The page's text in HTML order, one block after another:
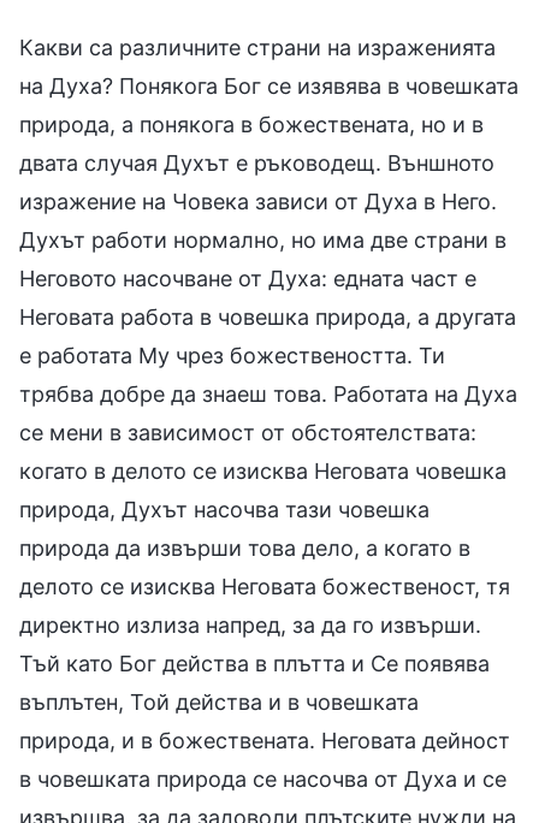
Какви са различните страни на израженията
на Духа? Понякога Бог се изявява в човешката
природа, а понякога в божествената, но и в
двата случая Духът е ръководещ. Външното
изражение на Човека зависи от Духа в Него.
Духът работи нормално, но има две страни в
Неговото насочване от Духа: едната част е
Неговата работа в човешка природа, а другата
е работата Му чрез божествеността. Ти
трябва добре да знаеш това. Работата на Духа
се мени в зависимост от обстоятелствата:
когато в делото се изисква Неговата човешка
природа, Духът насочва тази човешка
природа да извърши това дело, а когато в
делото се изисква Неговата божественост, тя
директно излиза напред, за да го извърши.
Тъй като Бог действа в плътта и Се появява
въплътен, Той действа и в човешката
природа, и в божествената. Неговата дейност
в човешката природа се насочва от Духа и се
извършва, за да задоволи плътските нужди на